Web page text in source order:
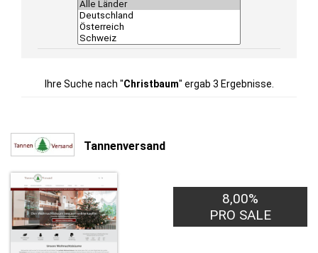
Ihre Suche nach "Christbaum" ergab 3 Ergebnisse.
Tannenversand
8,00%
PRO SALE